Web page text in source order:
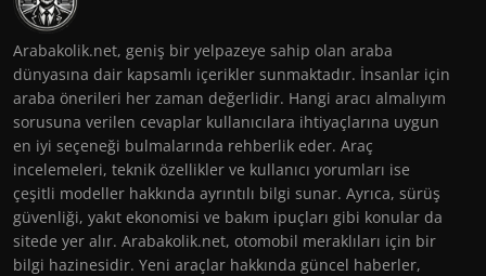
Arabakolik.net, geniş bir yelpazeye sahip olan araba
dünyasına dair kapsamlı içerikler sunmaktadır. İnsanlar için
araba önerileri her zaman değerlidir. Hangi aracı almalıyım
sorusuna verilen cevaplar kullanıcılara ihtiyaçlarına uygun
en iyi seçeneği bulmalarında rehberlik eder. Araç
incelemeleri, teknik özellikler ve kullanıcı yorumları ise
çeşitli modeller hakkında ayrıntılı bilgi sunar. Ayrıca, sürüş
güvenliği, yakıt ekonomisi ve bakım ipuçları gibi konular da
sitede yer alır. Arabakolik.net, otomobil meraklıları için bir
bilgi hazinesidir. Yeni araçlar hakkında güncel haberler,